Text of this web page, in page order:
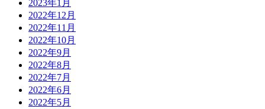
2023年1月
2022年12月
2022年11月
2022年10月
2022年9月
2022年8月
2022年7月
2022年6月
2022年5月